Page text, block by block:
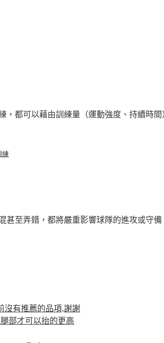
，都可以藉由訓練量（運動強度、持續時
練
甚至弄錯，都將嚴重影響球隊的進攻或守
沒有推薦的品項,謝謝
部才可以抬的更高